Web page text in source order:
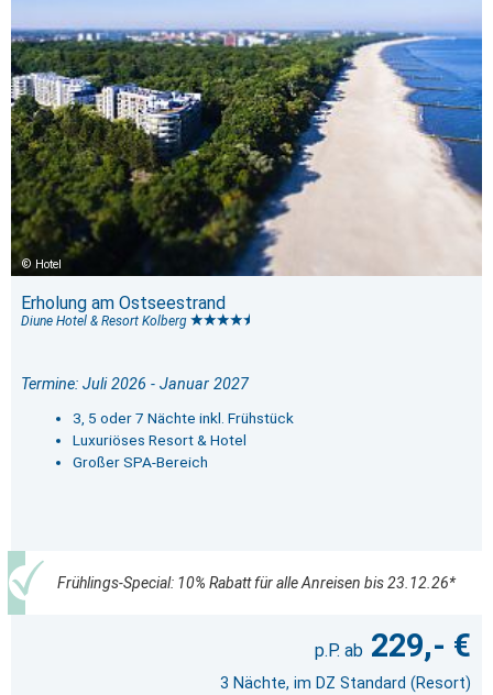
Hotel
Erholung am Ostseestrand
Diune Hotel & Resort Kolberg
Termine: Juli 2026 - Januar 2027
3, 5 oder 7 Nächte inkl. Frühstück
Luxuriöses Resort & Hotel
Großer SPA-Bereich
Frühlings-Special: 10% Rabatt für alle Anreisen bis 23.12.26*
229,- €
3 Nächte, im DZ Standard (Resort)